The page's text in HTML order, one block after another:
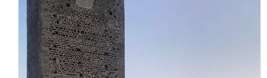
hébergements Podiensis
hébergements Camino Francès
Lire